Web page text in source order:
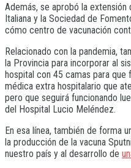
Además, se aprobó la
Italiana y la Sociedad de
cómo centro de vacunación
Relacionado con la pandemia,
la Provincia para incorporar al
hospital con 45 camas para
médica extra hospitalario que
pero que seguirá funcionando
del Hospital Lucio Meléndez.
En esa línea, también de forma
la producción de la vacuna
nuestro país y al desarrollo de